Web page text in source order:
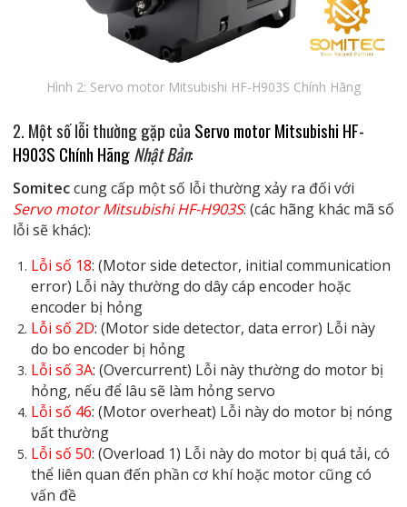
Hình 2: Servo motor Mitsubishi HF-H903S Chính Hãng
2. Một số lỗi thường gặp của Servo motor Mitsubishi HF-
H903S Chính HãngNhật Bản:
Somiteccung cấp một số lỗi thường xảy ra đối với
Servo motor Mitsubishi HF-H903S: (các hãng khác mã số
lỗi sẽ khác):
Lỗi số 18: (Motor side detector, initial communication
error) Lỗi này thường do dây cáp encoder hoặc
encoder bị hỏng
Lỗi số 2D: (Motor side detector, data error) Lỗi này
do bo encoder bị hỏng
Lỗi số 3A: (Overcurrent) Lỗi này thường do motor bị
hỏng, nếu để lâu sẽ làm hỏng servo
Lỗi số 46: (Motor overheat) Lỗi này do motor bị nóng
bất thường
Lỗi số 50: (Overload 1) Lỗi này do motor bị quá tải, có
thể liên quan đến phần cơ khí hoặc motor cũng có
vấn đề